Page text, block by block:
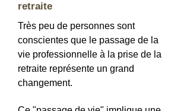
retraite
Très peu de personnes sont
conscientes que le passage de la
vie professionnelle à la prise de la
retraite représente un grand
changement.